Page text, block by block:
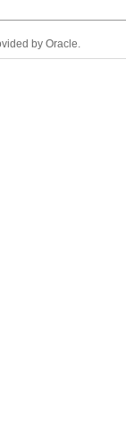
by Oracle.